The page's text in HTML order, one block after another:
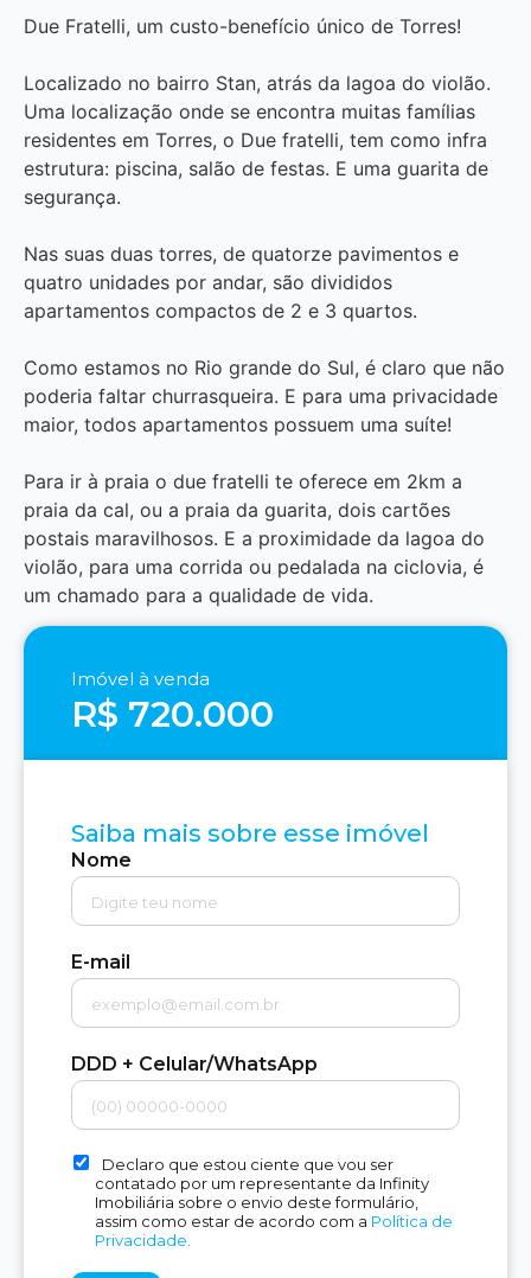
Due Fratelli, um custo-benefício único de Torres!
Localizado no bairro Stan, atrás da lagoa do violão.
Uma localização onde se encontra muitas famílias
residentes em Torres, o Due fratelli, tem como infra
estrutura: piscina, salão de festas. E uma guarita de
segurança.
Nas suas duas torres, de quatorze pavimentos e
quatro unidades por andar, são divididos
apartamentos compactos de 2 e 3 quartos.
Como estamos no Rio grande do Sul, é claro que não
poderia faltar churrasqueira. E para uma privacidade
maior, todos apartamentos possuem uma suíte!
Para ir à praia o due fratelli te oferece em 2km a
praia da cal, ou a praia da guarita, dois cartões
postais maravilhosos. E a proximidade da lagoa do
violão, para uma corrida ou pedalada na ciclovia, é
um chamado para a qualidade de vida.
Imóvel à venda
R$ 720.000
Saiba mais sobre esse imóvel
Nome
E-mail
DDD + Celular/WhatsApp
Declaro que estou ciente que vou ser
contatado por um representante da Infinity
Imobiliária sobre o envio deste formulário,
assim como estar de acordo com a Política de
Privacidade.